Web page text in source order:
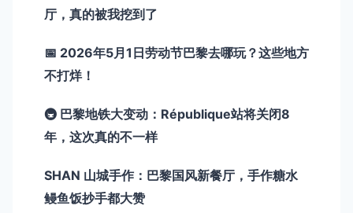
厅，真的被我挖到了
📅 2026年5月1日劳动节巴黎去哪玩？这些地方
不打烊！
🚇 巴黎地铁大变动：République站将关闭8
年，这次真的不一样
SHAN 山城手作：巴黎国风新餐厅，手作糖水
鳗鱼饭抄手都大赞